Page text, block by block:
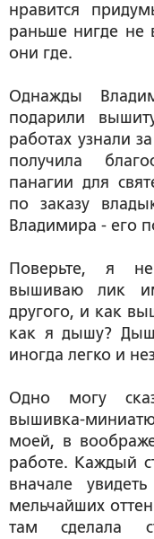
нравится
раньше нигде не
они где.
Однажды
подарили
работах узнали
получила
панагии для
по заказу
Владимира - его
Поверьте, я
вышиваю лик
другого, и как
как я дышу?
иногда легко и
Одно могу
вышивка-
моей, в
работе. Каждый
вначале
мельчайших
там сделала